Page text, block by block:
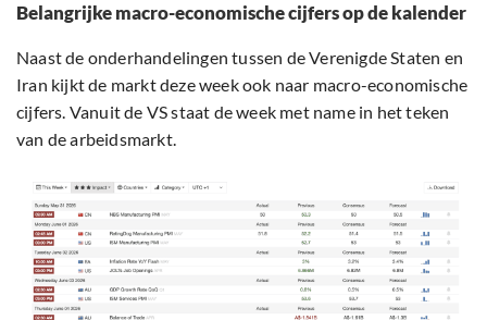
Belangrijke macro-economische cijfers op de kalender
Naast de onderhandelingen tussen de Verenigde Staten en
Iran kijkt de markt deze week ook naar macro-economische
cijfers. Vanuit de VS staat de week met name in het teken
van de arbeidsmarkt.